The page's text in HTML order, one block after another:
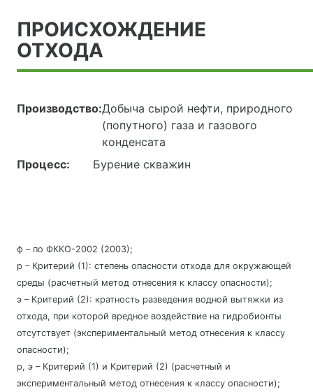
ПРОИСХОЖДЕНИЕ
ОТХОДА
Производство:Добыча сырой нефти, природного
(попутного) газа и газового
конденсата
Процесс:
Бурение скважин
ф – по ФККО-2002 (2003);
р – Критерий (1): степень опасности отхода для окружающей
среды (расчетный метод отнесения к классу опасности);
э – Критерий (2): кратность разведения водной вытяжки из
отхода, при которой вредное воздействие на гидробионты
отсутствует (экспериментальный метод отнесения к классу
опасности);
р, э – Критерий (1) и Критерий (2) (расчетный и
экспериментальный метод отнесения к классу опасности);